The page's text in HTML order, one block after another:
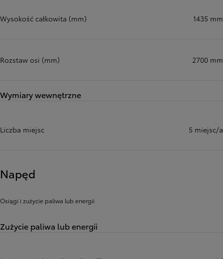
Wysokość całkowita (mm) 1435 mm
Rozstaw osi (mm) 2700 mm
Wymiary wewnętrzne
Liczba miejsc 5 miejsc/a
Napęd
Osiągi i zużycie paliwa lub energii
Zużycie paliwa lub energii